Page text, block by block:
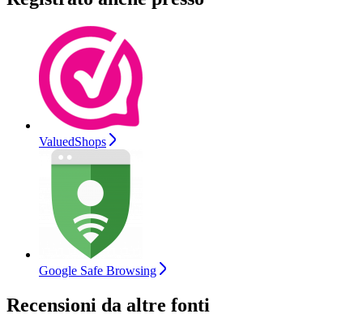
ValuedShops
Google Safe Browsing
Recensioni da altre fonti